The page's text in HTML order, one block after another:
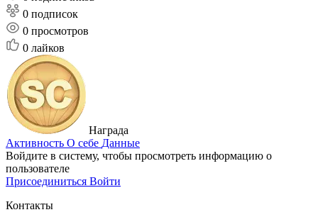
0 подписок
0 просмотров
0 лайков
Награда
Активность О себе Данные
Войдите в систему, чтобы просмотреть информацию о
пользователе
Присоединиться Войти
Контакты